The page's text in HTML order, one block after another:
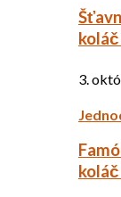
3.